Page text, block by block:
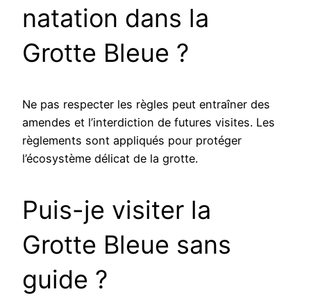
natation dans la
Grotte Bleue ?
Ne pas respecter les règles peut entraîner des
amendes et l’interdiction de futures visites. Les
règlements sont appliqués pour protéger
l’écosystème délicat de la grotte.
Puis-je visiter la
Grotte Bleue sans
guide ?